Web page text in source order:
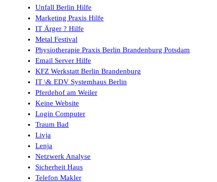
Unfall Berlin Hilfe
Marketing Praxis Hilfe
IT Ärger ? Hilfe
Metal Festival
Physiotherapie Praxis Berlin Brandenburg Potsdam
Email Server Hilfe
KFZ Werkstatt Berlin Brandenburg
IT \& EDV Systemhaus Berlin
Pferdehof am Weiler
Keine Website
Login Computer
Traum Bad
Livja
Lenja
Netzwerk Analyse
Sicherheit Haus
Telefon Makler